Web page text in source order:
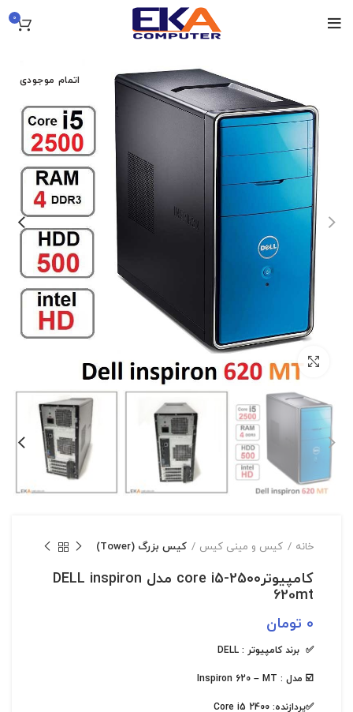
0
اتمام موجودی
بزرگنمایی تصویر
خانه کیس و مینی کیس کیس بزرگ (Tower)
کامپیوترcore i5-2500 مدل DELL inspiron
620mt
0 تومان
✅ برند کامپیوتر : DELL
☑️ مدل : Inspiron 620 – MT
✅پردازنده: Core i5 2400